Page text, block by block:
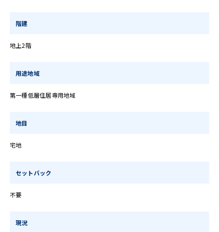
階建
地上2階
用途地域
第一種低層住居専用地域
地目
宅地
セットバック
不要
現況